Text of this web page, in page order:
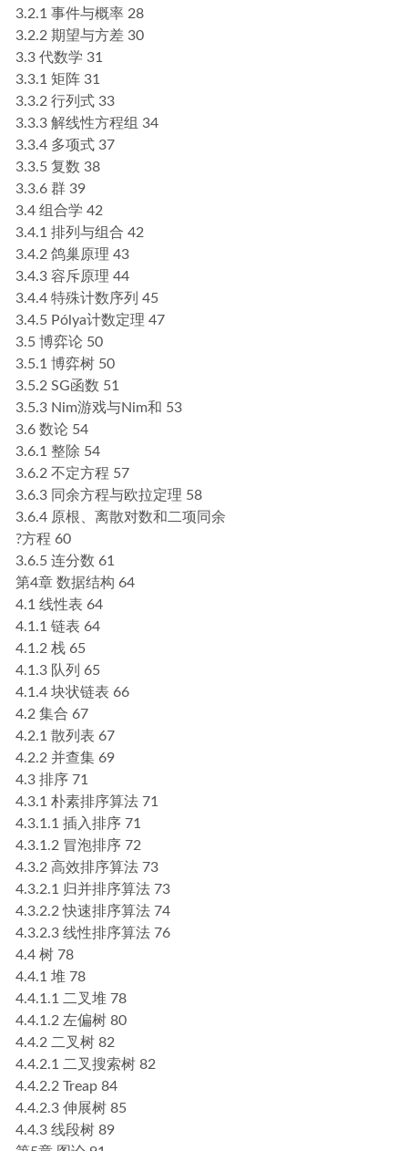
3.2.1 事件与概率 28
3.2.2 期望与方差 30
3.3 代数学 31
3.3.1 矩阵 31
3.3.2 行列式 33
3.3.3 解线性方程组 34
3.3.4 多项式 37
3.3.5 复数 38
3.3.6 群 39
3.4 组合学 42
3.4.1 排列与组合 42
3.4.2 鸽巢原理 43
3.4.3 容斥原理 44
3.4.4 特殊计数序列 45
3.4.5 Pólya计数定理 47
3.5 博弈论 50
3.5.1 博弈树 50
3.5.2 SG函数 51
3.5.3 Nim游戏与Nim和 53
3.6 数论 54
3.6.1 整除 54
3.6.2 不定方程 57
3.6.3 同余方程与欧拉定理 58
3.6.4 原根、离散对数和二项同余
?方程 60
3.6.5 连分数 61
第4章 数据结构 64
4.1 线性表 64
4.1.1 链表 64
4.1.2 栈 65
4.1.3 队列 65
4.1.4 块状链表 66
4.2 集合 67
4.2.1 散列表 67
4.2.2 并查集 69
4.3 排序 71
4.3.1 朴素排序算法 71
4.3.1.1 插入排序 71
4.3.1.2 冒泡排序 72
4.3.2 高效排序算法 73
4.3.2.1 归并排序算法 73
4.3.2.2 快速排序算法 74
4.3.2.3 线性排序算法 76
4.4 树 78
4.4.1 堆 78
4.4.1.1 二叉堆 78
4.4.1.2 左偏树 80
4.4.2 二叉树 82
4.4.2.1 二叉搜索树 82
4.4.2.2 Treap 84
4.4.2.3 伸展树 85
4.4.3 线段树 89